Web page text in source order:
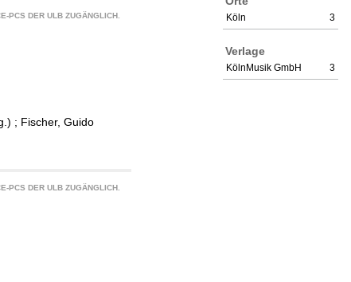
3
Köln
Verlage
3
KölnMusik GmbH
PCS DER ULB ZUGÄNGLICH.
; Fischer, Guido
PCS DER ULB ZUGÄNGLICH.